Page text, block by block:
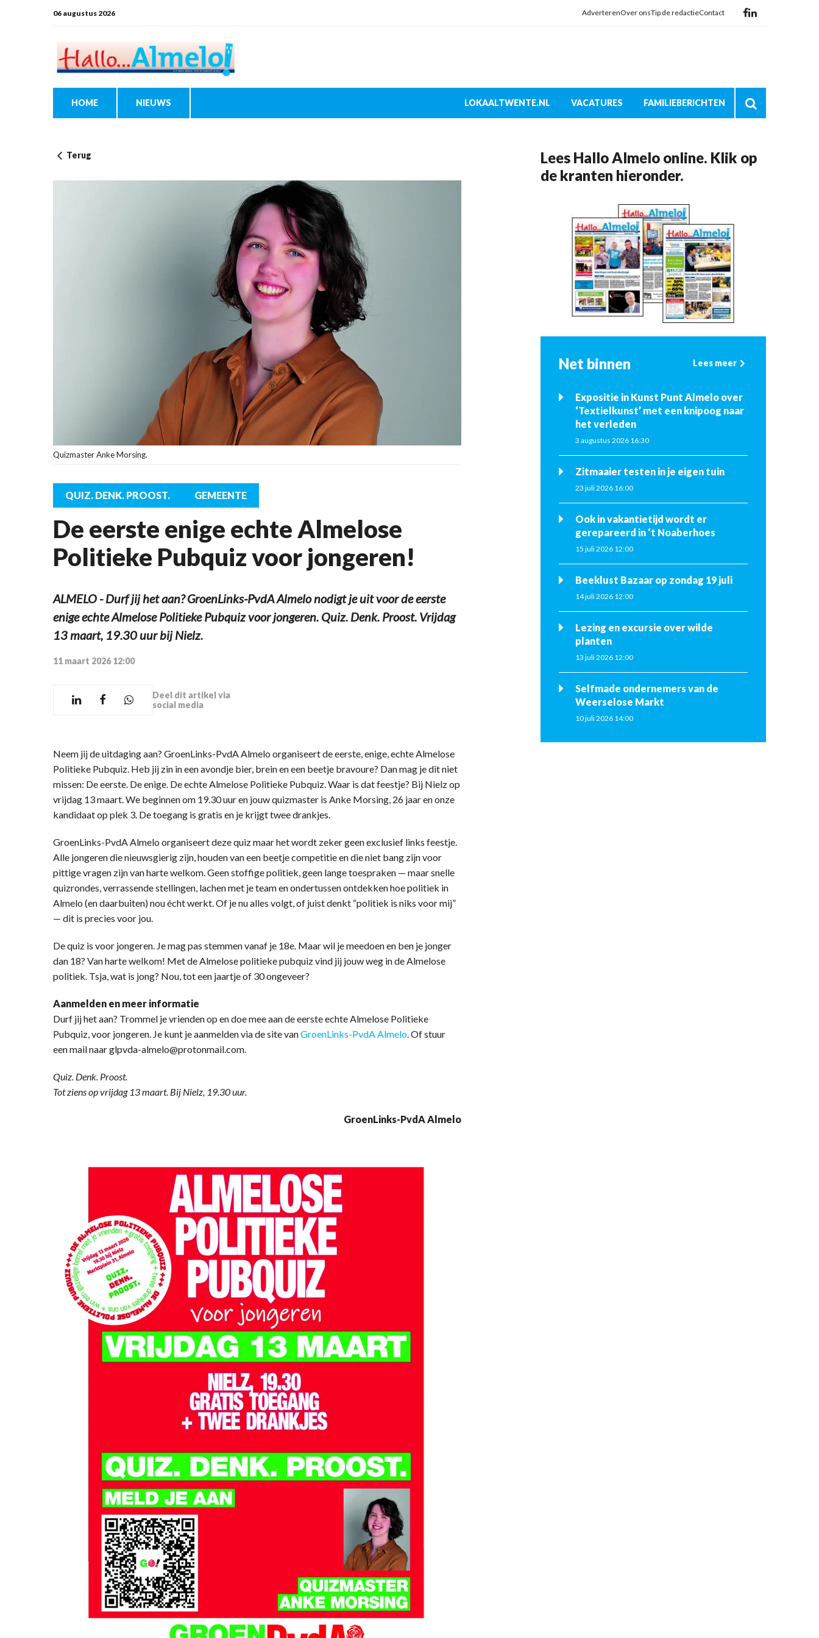
06 augustus 2026 AdverterenOver onsTip de redactieContact
HOME NIEUWS LOKAALTWENTE.NL VACATURES FAMILIEBERICHTEN
Terug
Quizmaster Anke Morsing.
QUIZ. DENK. PROOST. GEMEENTE
De eerste enige echte Almelose
Politieke Pubquiz voor jongeren!
ALMELO - Durf jij het aan? GroenLinks-PvdA Almelo nodigt je uit voor de eerste
enige echte Almelose Politieke Pubquiz voor jongeren. Quiz. Denk. Proost. Vrijdag
13 maart, 19.30 uur bij Nielz.
11 maart 2026 12:00
Deel dit artikel via
social media
Neem jij de uitdaging aan? GroenLinks-PvdA Almelo organiseert de eerste, enige, echte Almelose
Politieke Pubquiz. Heb jij zin in een avondje bier, brein en een beetje bravoure? Dan mag je dit niet
missen: De eerste. De enige. De echte Almelose Politieke Pubquiz. Waar is dat feestje? Bij Nielz op
vrijdag 13 maart. We beginnen om 19.30 uur en jouw quizmaster is Anke Morsing, 26 jaar en onze
kandidaat op plek 3. De toegang is gratis en je krijgt twee drankjes.
GroenLinks-PvdA Almelo organiseert deze quiz maar het wordt zeker geen exclusief links feestje.
Alle jongeren die nieuwsgierig zijn, houden van een beetje competitie en die niet bang zijn voor
pittige vragen zijn van harte welkom. Geen stoffige politiek, geen lange toespraken — maar snelle
quizrondes, verrassende stellingen, lachen met je team en ondertussen ontdekken hoe politiek in
Almelo (en daarbuiten) nou écht werkt. Of je nu alles volgt, of juist denkt “politiek is niks voor mij”
— dit is precies voor jou.
De quiz is voor jongeren. Je mag pas stemmen vanaf je 18e. Maar wil je meedoen en ben je jonger
dan 18? Van harte welkom! Met de Almelose politieke pubquiz vind jij jouw weg in de Almelose
politiek. Tsja, wat is jong? Nou, tot een jaartje of 30 ongeveer?
Aanmelden en meer informatie
Durf jij het aan? Trommel je vrienden op en doe mee aan de eerste echte Almelose Politieke
Pubquiz, voor jongeren. Je kunt je aanmelden via de site vanGroenLinks-PvdA Almelo. Of stuur
een mail naar glpvda-almelo@protonmail.com.
Quiz. Denk. Proost.
Tot ziens op vrijdag 13 maart. Bij Nielz, 19.30 uur.
GroenLinks-PvdA Almelo
Lees Hallo Almelo online. Klik op
de kranten hieronder.
Net binnen Lees meer
Expositie in Kunst Punt Almelo over
‘Textielkunst’ met een knipoog naar
het verleden
3 augustus 2026 16:30
Zitmaaier testen in je eigen tuin
23 juli 2026 16:00
Ook in vakantietijd wordt er
gerepareerd in ‘t Noaberhoes
15 juli 2026 12:00
Beeklust Bazaar op zondag 19 juli
14 juli 2026 12:00
Lezing en excursie over wilde
planten
13 juli 2026 12:00
Selfmade ondernemers van de
Weerselose Markt
10 juli 2026 14:00